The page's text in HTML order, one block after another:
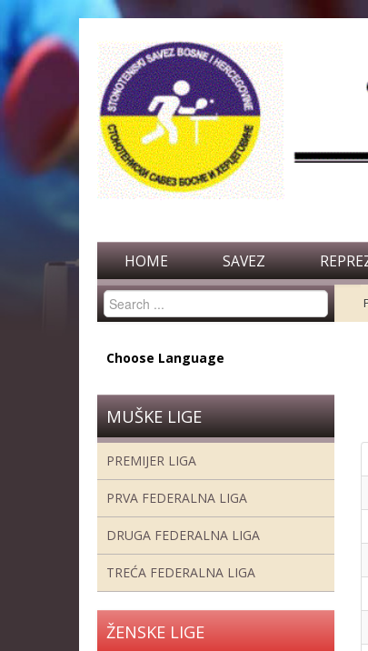
HOME SAVEZ
Search
...
Choose Language
MUŠKE LIGE
PREMIJER LIGA
PRVA FEDERALNA LIGA
DRUGA FEDERALNA LIGA
TREĆA FEDERALNA LIGA
ŽENSKE LIGE